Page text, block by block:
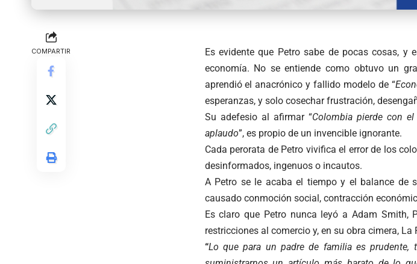
COMPARTIR
Es evidente que Petro sabe de pocas cosas,
economía. No se entiende como obtuvo un
aprendió el anacrónico y fallido modelo de “
esperanzas, y solo cosechar frustración,
Su adefesio al afirmar “Colombia pierde con
aplaudo”, es propio de un invencible ignorante.
Cada perorata de Petro vivifica el error de los
desinformados, ingenuos o incautos.
A Petro se le acaba el tiempo y el balance de
causado conmoción social, contracción
Es claro que Petro nunca leyó a Adam Smith,
restricciones al comercio y, en su obra cimera,
“Lo que para un padre de familia es